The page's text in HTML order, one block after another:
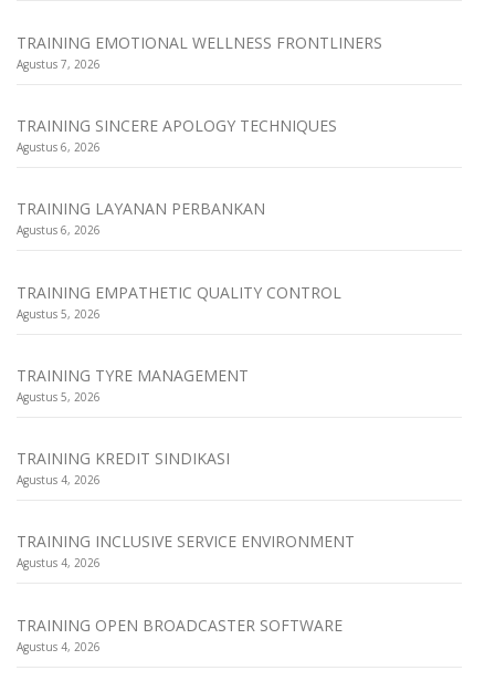
TRAINING EMOTIONAL WELLNESS FRONTLINERS
Agustus 7, 2026
TRAINING SINCERE APOLOGY TECHNIQUES
Agustus 6, 2026
TRAINING LAYANAN PERBANKAN
Agustus 6, 2026
TRAINING EMPATHETIC QUALITY CONTROL
Agustus 5, 2026
TRAINING TYRE MANAGEMENT
Agustus 5, 2026
TRAINING KREDIT SINDIKASI
Agustus 4, 2026
TRAINING INCLUSIVE SERVICE ENVIRONMENT
Agustus 4, 2026
TRAINING OPEN BROADCASTER SOFTWARE
Agustus 4, 2026